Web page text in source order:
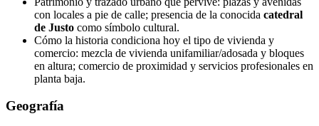
con locales a pie de calle; presencia de la conocida catedral
de Justo como símbolo cultural.
Cómo la historia condiciona hoy el tipo de vivienda y
comercio: mezcla de vivienda unifamiliar/adosada y bloques
en altura; comercio de proximidad y servicios profesionales en
planta baja.
Geografía